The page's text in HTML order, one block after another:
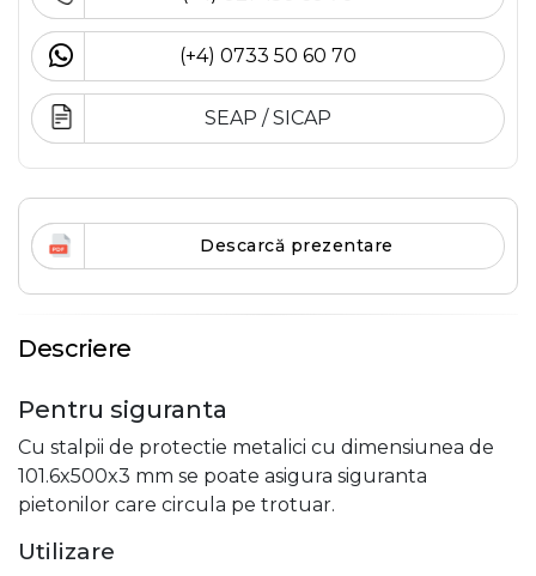
(+4) 0733 50 60 70
SEAP / SICAP
Descarcă prezentare
Descriere
Pentru siguranta
Cu stalpii de protectie metalici cu dimensiunea de
101.6x500x3 mm se poate asigura siguranta
pietonilor care circula pe trotuar.
Utilizare